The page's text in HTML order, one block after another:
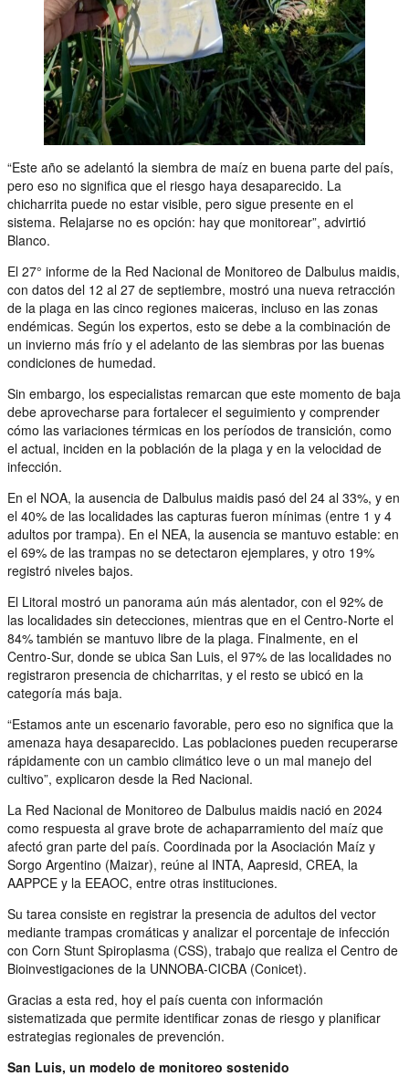
“Este año se adelantó la siembra de maíz en buena parte del país,
pero eso no significa que el riesgo haya desaparecido. La
chicharrita puede no estar visible, pero sigue presente en el
sistema. Relajarse no es opción: hay que monitorear”, advirtió
Blanco.
El 27° informe de la Red Nacional de Monitoreo de Dalbulus maidis,
con datos del 12 al 27 de septiembre, mostró una nueva retracción
de la plaga en las cinco regiones maiceras, incluso en las zonas
endémicas. Según los expertos, esto se debe a la combinación de
un invierno más frío y el adelanto de las siembras por las buenas
condiciones de humedad.
Sin embargo, los especialistas remarcan que este momento de baja
debe aprovecharse para fortalecer el seguimiento y comprender
cómo las variaciones térmicas en los períodos de transición, como
el actual, inciden en la población de la plaga y en la velocidad de
infección.
En el NOA, la ausencia de Dalbulus maidis pasó del 24 al 33%, y en
el 40% de las localidades las capturas fueron mínimas (entre 1 y 4
adultos por trampa). En el NEA, la ausencia se mantuvo estable: en
el 69% de las trampas no se detectaron ejemplares, y otro 19%
registró niveles bajos.
El Litoral mostró un panorama aún más alentador, con el 92% de
las localidades sin detecciones, mientras que en el Centro-Norte el
84% también se mantuvo libre de la plaga. Finalmente, en el
Centro-Sur, donde se ubica San Luis, el 97% de las localidades no
registraron presencia de chicharritas, y el resto se ubicó en la
categoría más baja.
“Estamos ante un escenario favorable, pero eso no significa que la
amenaza haya desaparecido. Las poblaciones pueden recuperarse
rápidamente con un cambio climático leve o un mal manejo del
cultivo”, explicaron desde la Red Nacional.
La Red Nacional de Monitoreo de Dalbulus maidis nació en 2024
como respuesta al grave brote de achaparramiento del maíz que
afectó gran parte del país. Coordinada por la Asociación Maíz y
Sorgo Argentino (Maizar), reúne al INTA, Aapresid, CREA, la
AAPPCE y la EEAOC, entre otras instituciones.
Su tarea consiste en registrar la presencia de adultos del vector
mediante trampas cromáticas y analizar el porcentaje de infección
con Corn Stunt Spiroplasma (CSS), trabajo que realiza el Centro de
Bioinvestigaciones de la UNNOBA-CICBA (Conicet).
Gracias a esta red, hoy el país cuenta con información
sistematizada que permite identificar zonas de riesgo y planificar
estrategias regionales de prevención.
San Luis, un modelo de monitoreo sostenido